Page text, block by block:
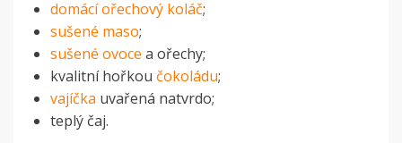
domácí ořechový koláč;
sušené maso;
sušené ovoce a ořechy;
kvalitní hořkou čokoládu;
vajíčka uvařená natvrdo;
teplý čaj.